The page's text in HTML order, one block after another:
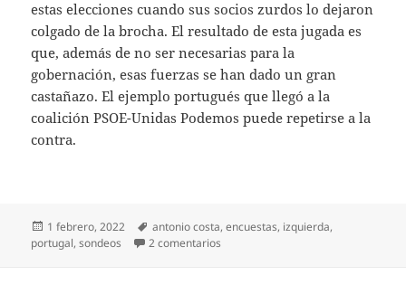
estas elecciones cuando sus socios zurdos lo dejaron
colgado de la brocha. El resultado de esta jugada es
que, además de no ser necesarias para la
gobernación, esas fuerzas se han dado un gran
castañazo. El ejemplo portugués que llegó a la
coalición PSOE-Unidas Podemos puede repetirse a la
contra.
Publicado
el
1 febrero, 2022 Etiquetas
antonio costa,encuestas, izquierda,
portugal,sondeos 2 comentarios